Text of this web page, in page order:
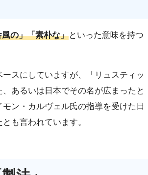
の」「素朴な」といった意味を持つ
スにしていますが、「リュスティッ
あるいは日本でその名が広まったと
ン・カルヴェル氏の指導を受けた日
も言われています。